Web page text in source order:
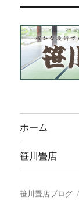
ホーム
笹川畳店
笹川畳店ブログ